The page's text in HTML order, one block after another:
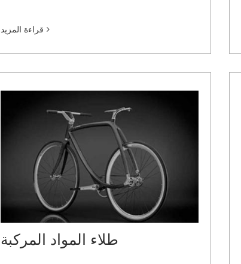
قراءة المزيد
طلاء المواد المركبة